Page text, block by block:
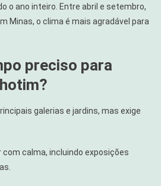
o ano inteiro. Entre abril e setembro,
Minas, o clima é mais agradável para
preciso para
galerias e jardins, mas exige
com calma, incluindo exposições